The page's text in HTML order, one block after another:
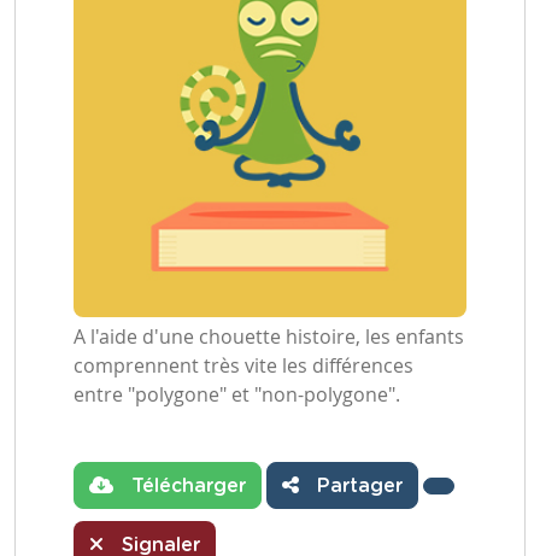
A l'aide d'une chouette histoire, les enfants
comprennent très vite les différences
entre "polygone" et "non-polygone".
Télécharger Partager
Signaler